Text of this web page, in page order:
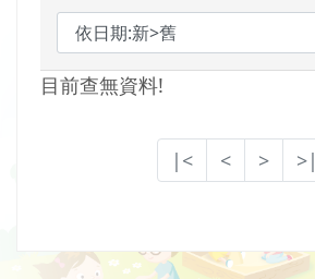
目前查無資料!
|< < > >|